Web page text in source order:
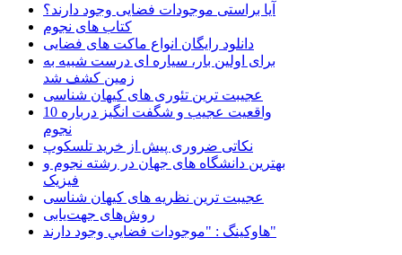
آیا براستی موجودات فضایی وجود دارند؟
کتاب های نجوم
دانلود رایگان انواع ماکت های فضایی
برای اولین بار، سیاره ای درست شبیه به
زمین کشف شد
عجیبت ترین تئوری های کیهان شناسی
10 واقعیت عجیب و شگفت انگیز درباره
نجوم
نکاتی ضروری پیش از خرید تلسکوپ
بهترین دانشگاه های جهان در رشته نجوم و
فیزیک
عجیبت ترین نظریه های کیهان شناسی
روش‌های جهت‌یابی
هاوكينگ : "موجودات فضايي وجود دارند"